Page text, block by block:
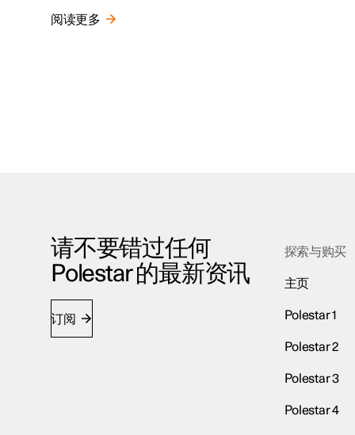
阅读更多
请不要错过任何
Polestar 的最新资讯
订阅
探索与购买
主页
Polestar 1
Polestar 2
Polestar 3
Polestar 4